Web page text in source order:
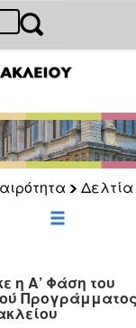
η Α’ Φάση του
Προγράμματος